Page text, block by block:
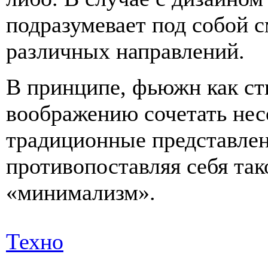
подразумевает под собой
различных направлений.
В принципе, фьюжн как
воображению сочетать
традиционные
противопоставляя себя
«минимализм».
Техно